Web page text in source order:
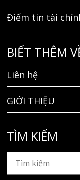
Điểm tin tài
BIẾT THÊM
Liên hệ
GIỚI THIỆU
TÌM KIẾM